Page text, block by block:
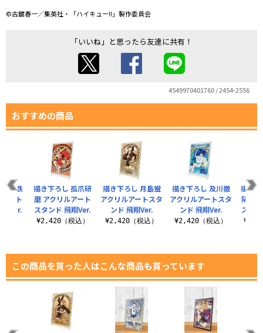
©古舘春一／集英社・「ハイキュー!!」製作委員会
「いいね」と思ったら友達に共有！
4549970401760 / 2454-2556
おすすめの商品
描き下ろし 月島蛍
アクリルアートスタ
ンド 飛翔Ver.
¥2,420（税込）
描き下ろし 及川徹
アクリルアートスタ
ンド 飛翔Ver.
¥2,420（税込）
描き
陽 ア
スタ
尾鉄
ート
翔Ver.
描き下ろし 孤爪研
磨 アクリルアート
スタンド 飛翔Ver.
¥2,420（税込）
この商品を買った人はこんな商品も買っています